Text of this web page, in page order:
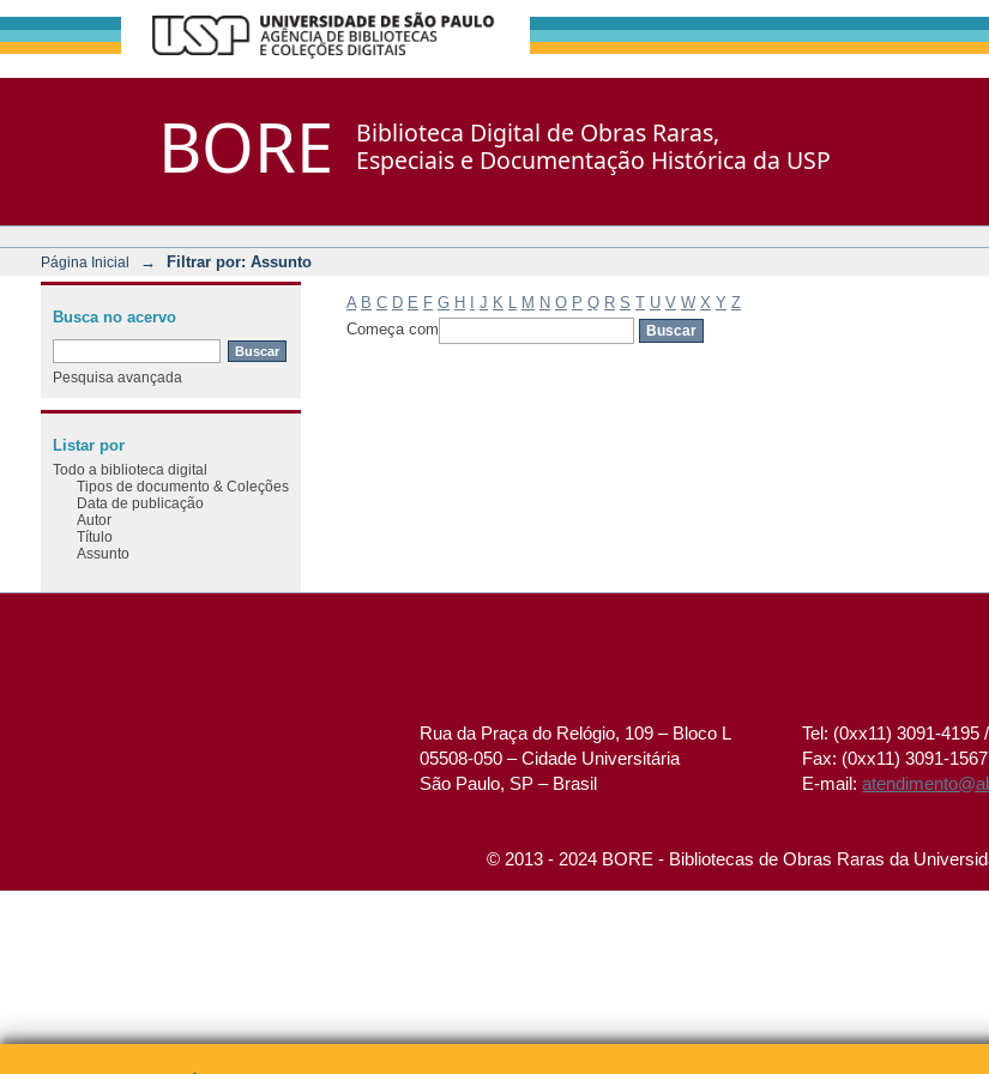
BORE
Biblioteca Digital de Obras Raras,
Especiais e Documentação Histórica da USP
Página Inicial → Filtrar por: Assunto
A B C D E F G H J K M N O P Q R S T U V W X Y Z
Começa com
Busca no acervo
Pesquisa avançada
Listar por
Todo a biblioteca digital
Tipos de documento & Coleções
Data de publicação
Autor
Título
Assunto
Rua da Praça do Relógio, 109 – Bloco L
05508-050 – Cidade Universitária
São Paulo, SP – Brasil
Tel: (0xx11) 3091-4195
Fax: (0xx11) 3091-1567
E-mail:
© 2013 - 2024 BORE - Bibliotecas de Obras Raras da